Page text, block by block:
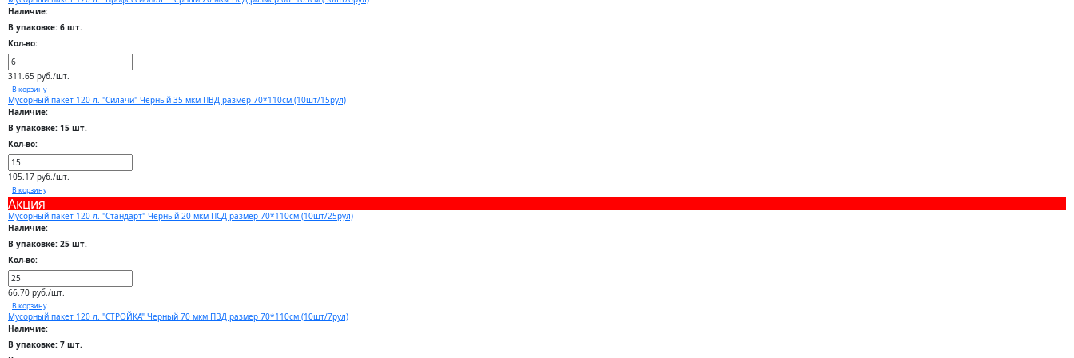
Наличие:
В упаковке: 6 шт.
Кол-во:
311.65 руб./шт.
В корзину
Мусорный пакет 120 л. "Силачи" Черный 35 мкм ПВД размер 70*110см (10шт/15рул)
Наличие:
В упаковке: 15 шт.
Кол-во:
105.17 руб./шт.
В корзину
Акция
Мусорный пакет 120 л. "Стандарт" Черный 20 мкм ПСД размер 70*110см (10шт/25рул)
Наличие:
В упаковке: 25 шт.
Кол-во:
66.70 руб./шт.
В корзину
Мусорный пакет 120 л. "СТРОЙКА" Черный 70 мкм ПВД размер 70*110см (10шт/7рул)
Наличие:
В упаковке: 7 шт.